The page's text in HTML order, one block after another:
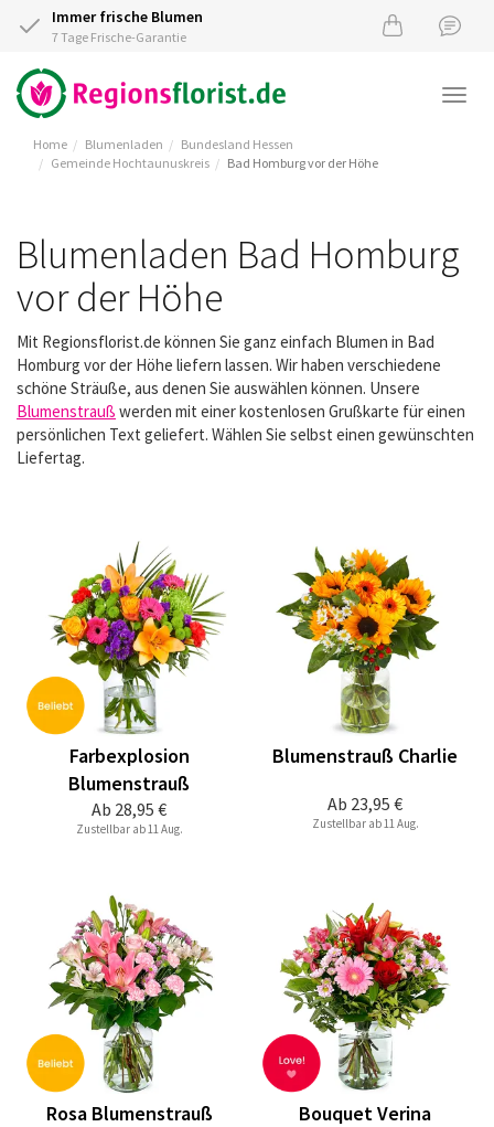
Immer frische Blumen
7 Tage Frische-Garantie
Home Blumenladen
Bundesland Hessen
Gemeinde Hochtaunuskreis
Bad Homburg vor der Höhe
Blumenladen Bad Homburg
vor der Höhe
Mit Regionsflorist.de können Sie ganz einfach Blumen in Bad
Homburg vor der Höhe liefern lassen. Wir haben verschiedene
schöne Sträuße, aus denen Sie auswählen können. Unsere
Blumenstrauß werden mit einer kostenlosen Grußkarte für einen
persönlichen Text geliefert. Wählen Sie selbst einen gewünschten
Liefertag.
Ab 28,95 €
Farbexplosion
Blumenstrauß
Zustellbar ab 11 Aug.
Ab 23,95 €
Blumenstrauß Charlie
Zustellbar ab 11 Aug.
Rosa Blumenstrauß
Bouquet Verina